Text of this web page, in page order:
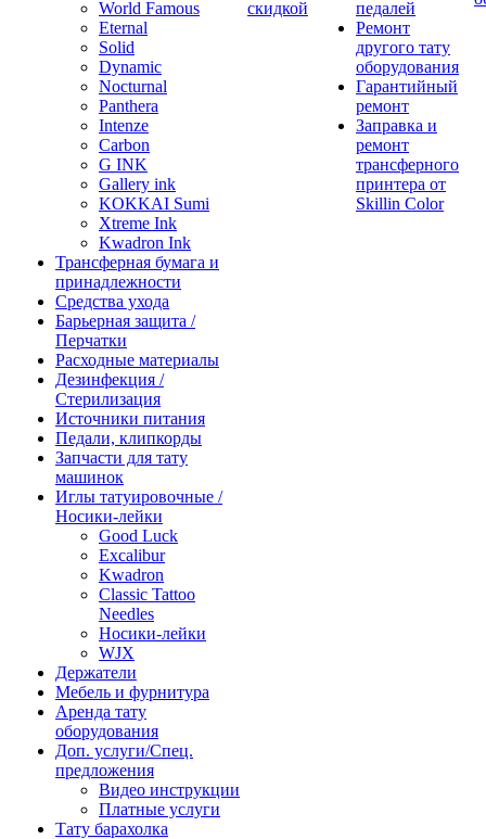
World Famous
Eternal
Solid
Dynamic
Nocturnal
Panthera
Intenze
Carbon
G INK
Gallery ink
KOKKAI Sumi
Xtreme Ink
Kwadron Ink
Трансферная бумага и
принадлежности
Средства ухода
Барьерная защита /
Перчатки
Расходные материалы
Дезинфекция /
Стерилизация
Источники питания
Педали, клипкорды
Запчасти для тату
машинок
Иглы татуировочные /
Носики-лейки
Good Luck
Excalibur
Kwadron
Classic Tattoo
Needles
Носики-лейки
WJX
Держатели
Мебель и фурнитура
Аренда тату
оборудования
Доп. услуги/Спец.
предложения
Видео инструкции
Платные услуги
Тату барахолка
скидкой
педалей
Ремонт
другого тату
оборудования
Гарантийный
ремонт
Заправка и
ремонт
трансферного
принтера от
Skillin Color